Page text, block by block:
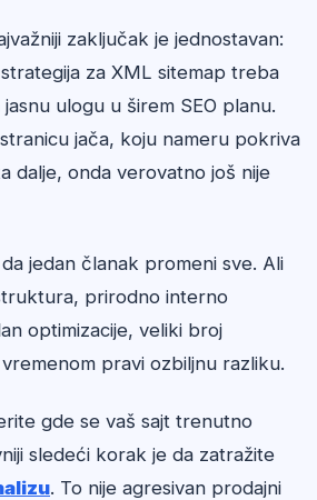
zaključak je jednostavan:
za XML sitemap treba
ulogu u širem SEO planu.
jača, koju nameru pokriva
dalje, onda verovatno još nije
jedan članak promeni sve. Ali
prirodno interno
optimizacije, veliki broj
pravi ozbiljnu razliku.
gde se vaš sajt trenutno
sledeći korak je da zatražite
. To nije agresivan prodajni